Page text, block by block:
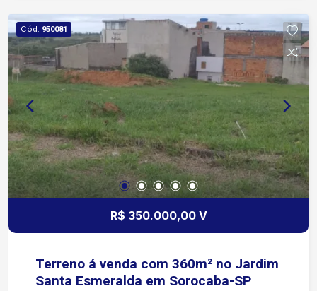
Cód. 950081
R$ 350.000,00 V
Terreno á venda com 360m² no Jardim
Santa Esmeralda em Sorocaba-SP